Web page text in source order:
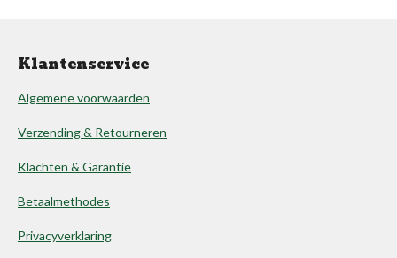
Klantenservice
Algemene voorwaarden
Verzending & Retourneren
Klachten & Garantie
Betaalmethodes
Privacyverklaring